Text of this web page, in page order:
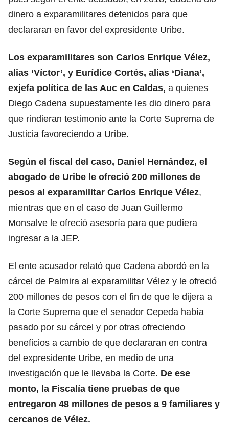
dinero a exparamilitares detenidos para que
declararan en favor del expresidente Uribe.
Los exparamilitares son Carlos Enrique Vélez,
alias ‘Víctor’, y Eurídice Cortés, alias ‘Diana’,
exjefa política de las Auc en Caldas, a quienes
Diego Cadena supuestamente les dio dinero para
que rindieran testimonio ante la Corte Suprema de
Justicia favoreciendo a Uribe.
Según el fiscal del caso, Daniel Hernández, el
abogado de Uribe le ofreció 200 millones de
pesos al exparamilitar Carlos Enrique Vélez,
mientras que en el caso de Juan Guillermo
Monsalve le ofreció asesoría para que pudiera
ingresar a la JEP.
El ente acusador relató que Cadena abordó en la
cárcel de Palmira al exparamilitar Vélez y le ofreció
200 millones de pesos con el fin de que le dijera a
la Corte Suprema que el senador Cepeda había
pasado por su cárcel y por otras ofreciendo
beneficios a cambio de que declararan en contra
del expresidente Uribe, en medio de una
investigación que le llevaba la Corte. De ese
monto, la Fiscalía tiene pruebas de que
entregaron 48 millones de pesos a 9 familiares y
cercanos de Vélez.